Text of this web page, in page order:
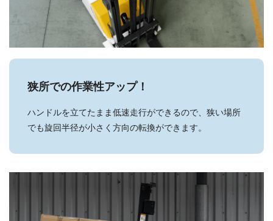
狭所での作業性アップ！
ハンドルを立てたまま低速走行ができるので、狭い場所
でも旋回半径が小さく方向の転換ができます。